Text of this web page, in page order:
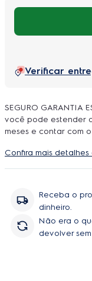
Verificar
SEGURO GARANTIA
você pode estender
meses e contar com
podem ser feitos
peças e serviço, sem
Confira mais
Receba o
dinheiro.
Não era o
devolver